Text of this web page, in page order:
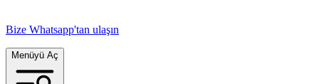
Bize Whatsapp'tan ulaşın
Menüyü Aç